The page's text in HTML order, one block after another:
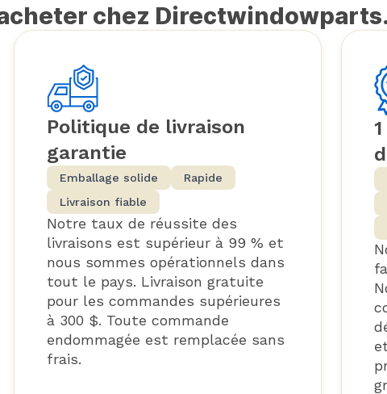
chez
Politique de livraison
garantie
Emballage solide
Rapide
Livraison fiable
Notre taux de réussite des
livraisons est supérieur à 99 % et
nous sommes opérationnels dans
tout le pays. Livraison gratuite
pour les commandes supérieures
à 300 $. Toute commande
endommagée est remplacée sans
frais.